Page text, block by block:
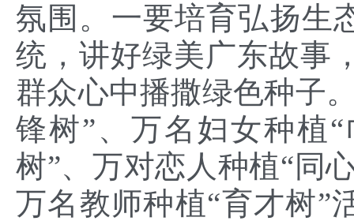
氛围。一要培育弘扬生
统，讲好绿美广东故事
群众心中播撒绿色种子
锋树”、万名妇女种植
树”、万对恋人种植“同
万名教师种植“育才树”